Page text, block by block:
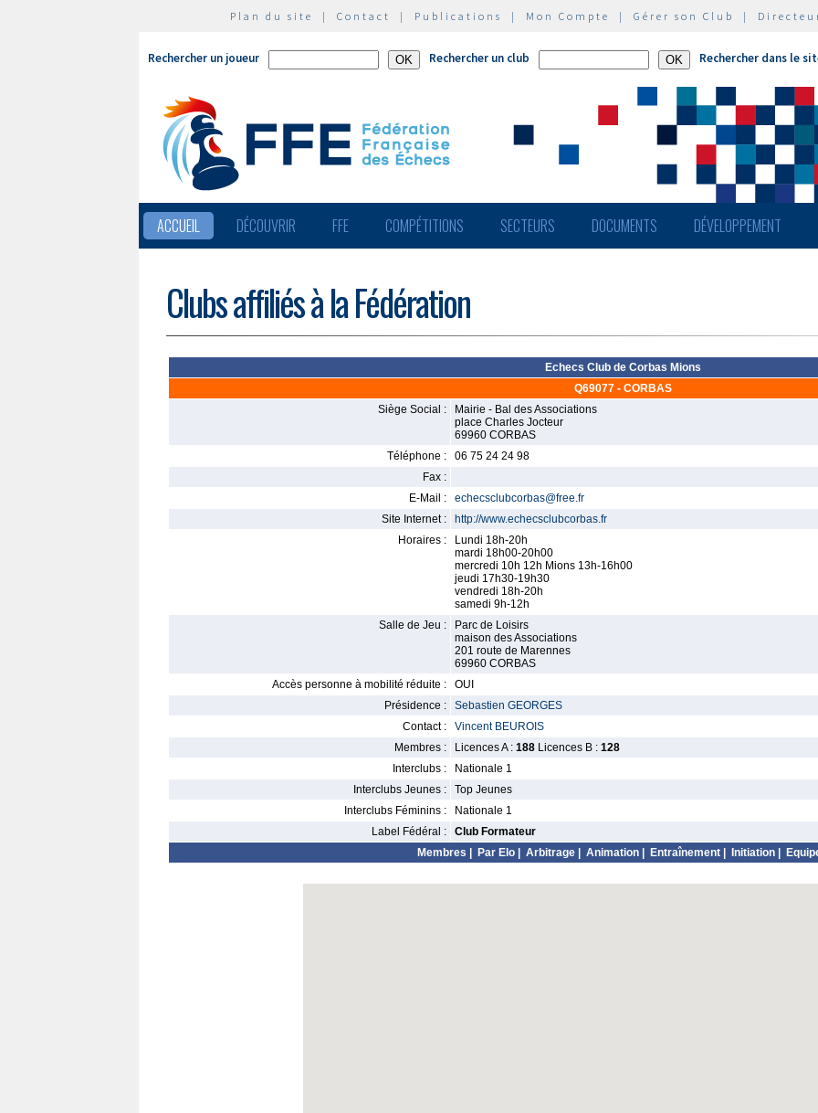
Plan du site | Contact | Publications | Mon Compte | Gérer son Club |
Rechercher un joueur Rechercher un club Rechercher dans le
ACCUEIL DÉCOUVRIR FFE COMPÉTITIONS SECTEURS DOCUMENTS DÉVELOPPEMENT
Clubs affiliés à la Fédération
Echecs Club de Corbas Mions
Q69077 - CORBAS
Siège Social :
Mairie - Bal des Associations
place Charles Jocteur
69960 CORBAS
Téléphone :
06 75 24 24 98
Fax :
E-Mail :
echecsclubcorbas@free.fr
Site Internet :
http://www.echecsclubcorbas.fr
Horaires :
Lundi 18h-20h
mardi 18h00-20h00
mercredi 10h 12h Mions 13h-16h00
jeudi 17h30-19h30
vendredi 18h-20h
samedi 9h-12h
Salle de Jeu :
Parc de Loisirs
maison des Associations
201 route de Marennes
69960 CORBAS
Accès personne à mobilité réduite :
OUI
Présidence :
Sebastien GEORGES
Contact :
Vincent BEUROIS
Membres :
Licences A : 188 Licences B : 128
Interclubs :
Nationale 1
Interclubs Jeunes :
Top Jeunes
Interclubs Féminins :
Nationale 1
Label Fédéral :
Club Formateur
Membres
Par Elo Arbitrage Animation Entraînement Initiation